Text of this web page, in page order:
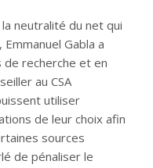
la neutralité du net qui
Gabla a
recherche et en
au CSA
utiliser
de leur choix afin
sources
de pénaliser le